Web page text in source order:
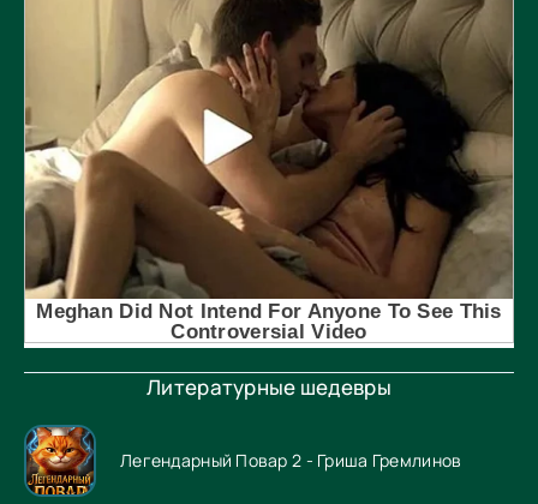
Литературные шедевры
Легендарный Повар 2 - Гриша Гремлинов